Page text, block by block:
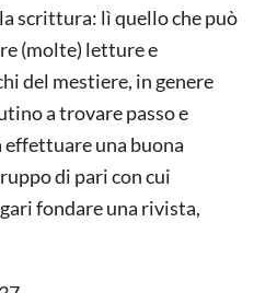
scrittura: lì quello che può
(molte) letture e
del mestiere, in genere
a trovare passo e
una buona
di pari con cui
fondare una rivista,